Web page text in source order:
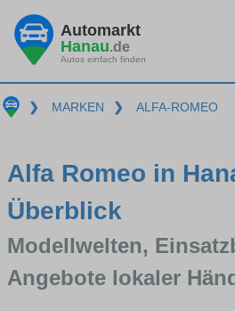
Automarkt
Hanau.de
Autos einfach finden
❯ MARKEN ❯ ALFA-ROMEO
Alfa Romeo in
Überblick
Modellwelten,
Angebote lokaler